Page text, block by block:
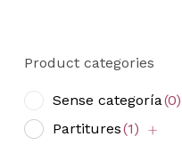
Product categories
Sense categoría(0)
Partitures(1)